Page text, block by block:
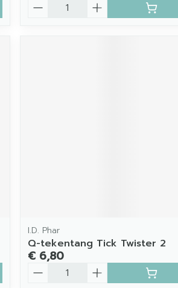
I.D. Phar
Q-tekentang Tick Twister 2
€ 6,80